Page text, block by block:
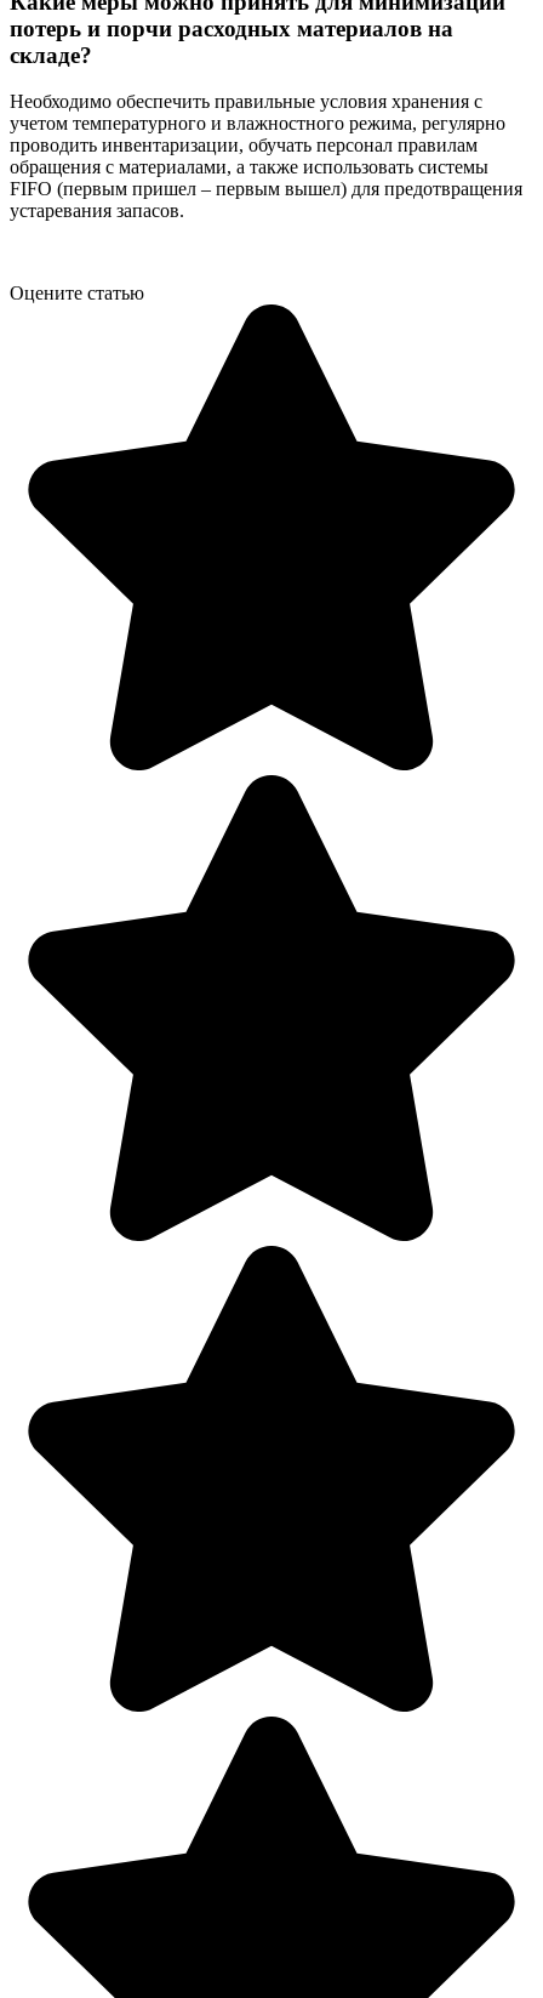
потерь и порчи расходных материалов на
складе?
Необходимо обеспечить правильные условия хранения с
учетом температурного и влажностного режима, регулярно
проводить инвентаризации, обучать персонал правилам
обращения с материалами, а также использовать системы
FIFO (первым пришел – первым вышел) для предотвращения
устаревания запасов.
Оцените статью